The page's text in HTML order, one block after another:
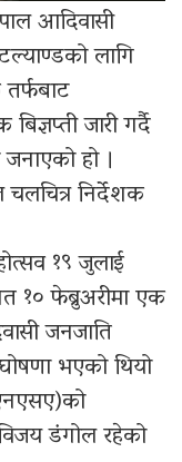
आदिवासी
लागि
जारी गर्दै
हो ।
निर्देशक
१९ जुलाई
फेब्रुअरीमा एक
जनजाति
भएको थियो
डंगोल रहेको